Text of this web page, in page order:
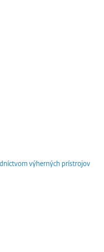
výherných prístrojov